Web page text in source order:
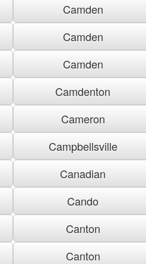
Camden
Camden
Camden
Camdenton
Cameron
Campbellsville
Canadian
Cando
Canton
Canton